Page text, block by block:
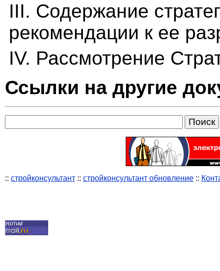
III. Содержание
рекомендации к ее
IV. Рассмотрение
Ссылки на другие
:: стройконсультант :: стройконсультант обновление ::